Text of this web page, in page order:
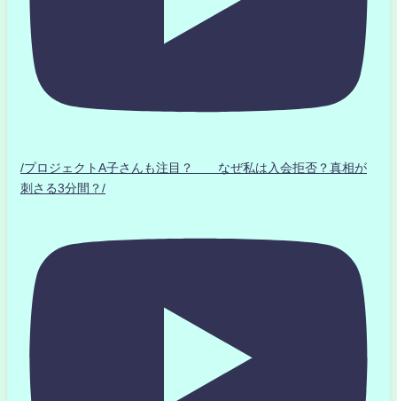
/プロジェクトA子さんも注目？ なぜ私は入会拒否？真相が
刺さる3分間？/